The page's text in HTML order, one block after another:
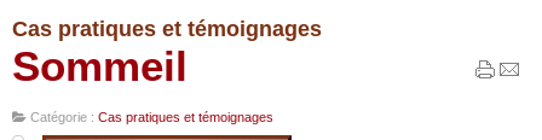
Cas pratiques et témoignages
Sommeil
Catégorie : Cas pratiques et témoignages